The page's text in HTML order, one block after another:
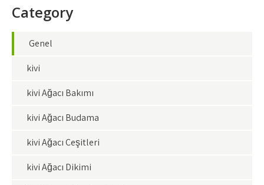
Category
Genel
kivi
kivi Ağacı Bakımı
kivi Ağacı Budama
kivi Ağacı Çeşitleri
kivi Ağacı Dikimi